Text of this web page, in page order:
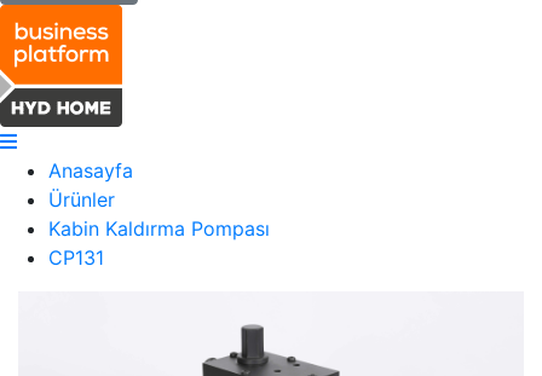
Anasayfa
Ürünler
Kabin Kaldırma Pompası
CP131